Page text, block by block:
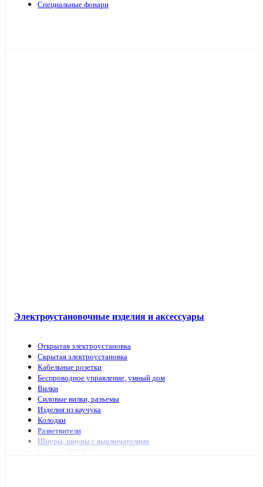
Специальные фонари
Электроустановочные изделия и аксессуары
Открытая электроустановка
Скрытая электроустановка
Кабельные розетки
Беспроводное управление, умный дом
Вилки
Силовые вилки, разъемы
Изделия из каучука
Колодки
Разветвители
Шнуры, шнуры с выключателями
Разъемы РШ-ВШ